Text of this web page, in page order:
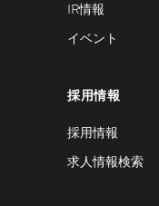
IR情報
イベント
採用情報
採用情報
求人情報検索